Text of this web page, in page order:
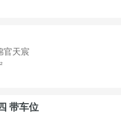
官天宸
带车位